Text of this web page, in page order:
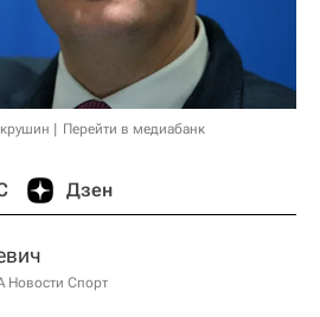
Перейти в медиабанк
Дзен
Новости Спорт